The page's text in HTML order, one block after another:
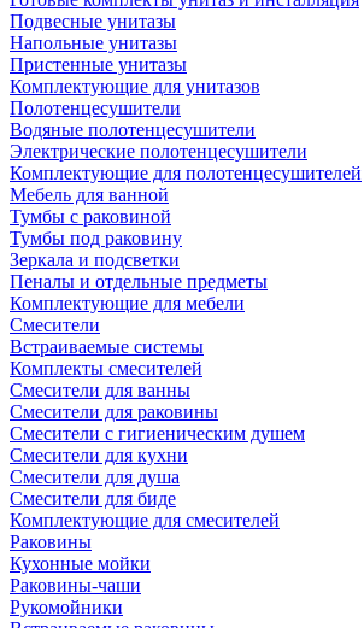
Подвесные унитазы
Напольные унитазы
Пристенные унитазы
Комплектующие для унитазов
Полотенцесушители
Водяные полотенцесушители
Электрические полотенцесушители
Комплектующие для полотенцесушителей
Мебель для ванной
Тумбы с раковиной
Тумбы под раковину
Зеркала и подсветки
Пеналы и отдельные предметы
Комплектующие для мебели
Смесители
Встраиваемые системы
Комплекты смесителей
Смесители для ванны
Смесители для раковины
Смесители с гигиеническим душем
Смесители для кухни
Смесители для душа
Смесители для биде
Комплектующие для смесителей
Раковины
Кухонные мойки
Раковины-чаши
Рукомойники